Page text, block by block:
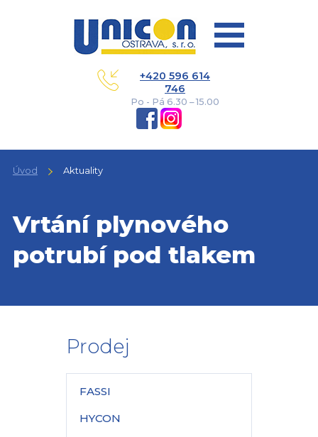
+420 596 614
746
Po - Pá 6.30 – 15.00
Úvod Aktuality
Vrtání plynového
potrubí pod tlakem
Prodej
FASSI
HYCON